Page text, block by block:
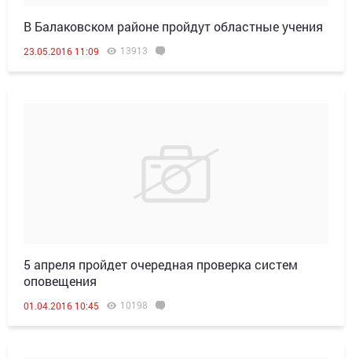
В Балаковском районе пройдут областные учения
23.05.2016 11:09 13913
5 апреля пройдет очередная проверка систем
оповещения
01.04.2016 10:45 10198